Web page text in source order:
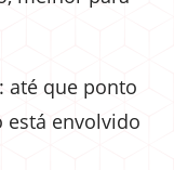
até que ponto
envolvido